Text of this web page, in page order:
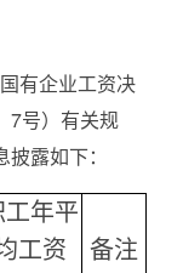
有企业工资决
7号）有关规
露如下：
工年平
工资
备注